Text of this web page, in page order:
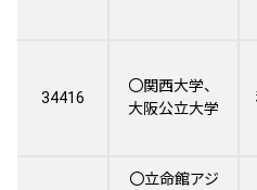
34416
〇関西大学、
大阪公立大学
〇立命館アジ